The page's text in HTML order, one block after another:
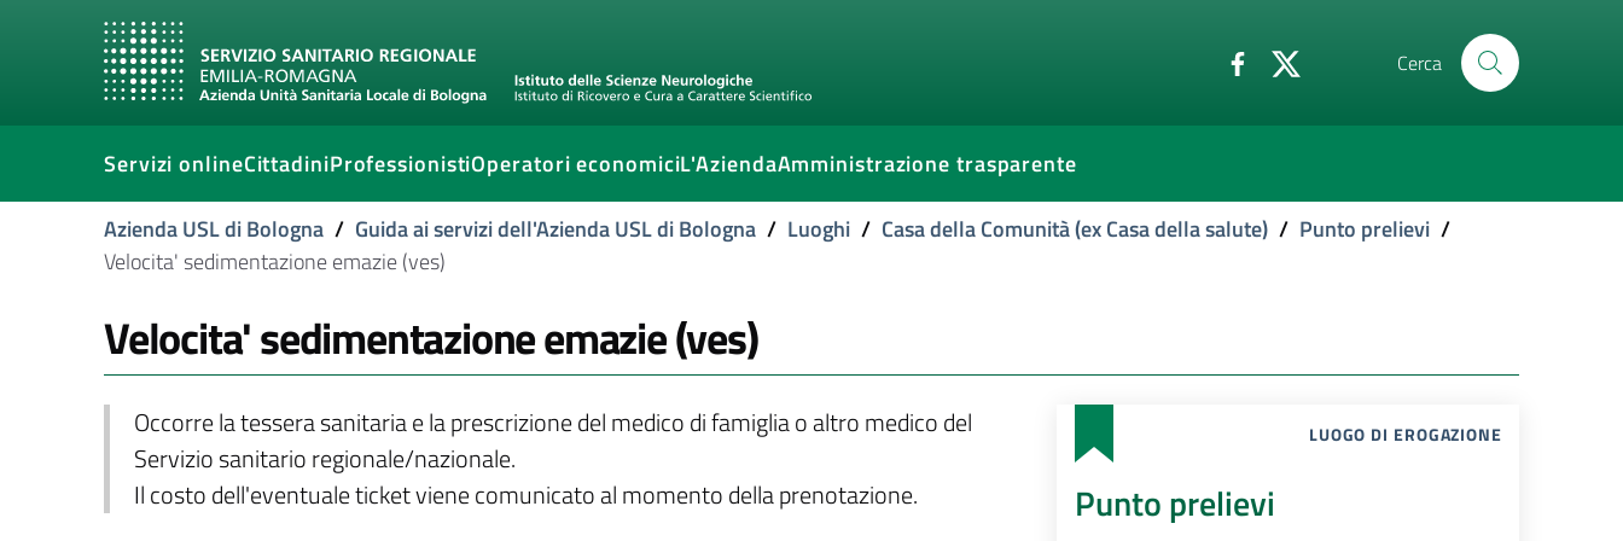
Cerca
Servizi onlineCittadiniProfessionistiOperatori economiciL'AziendaAmministrazione trasparente
Azienda USL di Bologna / Guida ai servizi dell'Azienda USL di Bologna / Luoghi / Casa della Comunità (ex Casa della salute) / Punto prelievi /
Velocita' sedimentazione emazie (ves)
Velocita' sedimentazione emazie (ves)
Occorre la tessera sanitaria e la prescrizione del medico di famiglia o altro medico del
Servizio sanitario regionale/nazionale.
Il costo dell'eventuale ticket viene comunicato al momento della prenotazione.
LUOGO DI EROGAZIONE
Punto prelievi